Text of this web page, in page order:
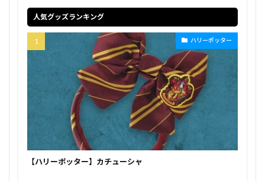
人気グッズランキング
ハリーポッター
【ハリーポッター】カチューシャ